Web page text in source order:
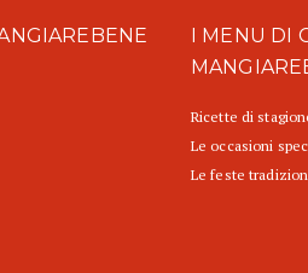
I MENU DI
Ricette di
Le occasioni
Le feste